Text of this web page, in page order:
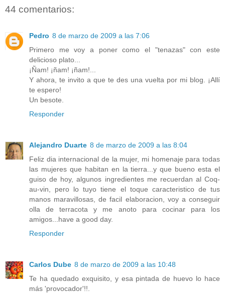
44 comentarios:
Pedro 8 de marzo de 2009 a las 7:06
Primero me voy a poner como el "tenazas" con este
delicioso plato...
¡Ñam! ¡ñam! ¡ñam!...
Y ahora, te invito a que te des una vuelta por mi blog. ¡Allí
te espero!
Un besote.
Responder
Alejandro Duarte 8 de marzo de 2009 a las 8:04
Feliz dia internacional de la mujer, mi homenaje para todas
las mujeres que habitan en la tierra...y que bueno esta el
guiso de hoy, algunos ingredientes me recuerdan al Coq-
au-vin, pero lo tuyo tiene el toque caracteristico de tus
manos maravillosas, de facil elaboracion, voy a conseguir
olla de terracota y me anoto para cocinar para los
amigos...have a good day.
Responder
Carlos Dube 8 de marzo de 2009 a las 10:48
Te ha quedado exquisito, y esa pintada de huevo lo hace
más 'provocador'!!.